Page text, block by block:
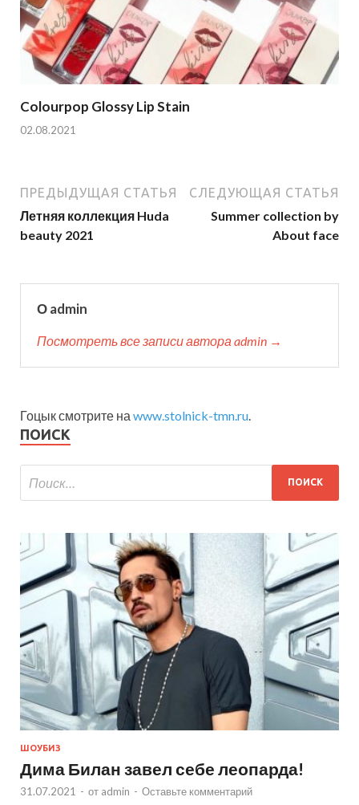
Colourpop Glossy Lip Stain
02.08.2021
ПРЕДЫДУЩАЯ СТАТЬЯ
Летняя коллекция Huda
beauty 2021
СЛЕДУЮЩАЯ СТАТЬЯ
Summer collection by
About face
О admin
Посмотреть все записи автора admin →
Гоцык смотрите на www.stolnick-tmn.ru.
ПОИСК
ШОУБИЗ
Дима Билан завел себе леопарда!
31.07.2021 - от admin - Оставьте комментарий